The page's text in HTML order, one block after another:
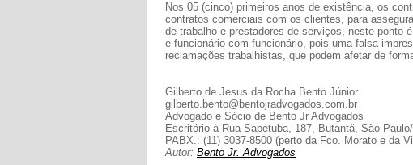
Nos 05 (cinco) primeiros anos de existência, os
contratos comerciais com os clientes, para
de trabalho e prestadores de serviços, neste ponto
e funcionário com funcionário, pois uma falsa
reclamações trabalhistas, que podem afetar de
Gilberto de Jesus da Rocha Bento Júnior.
gilberto.bento@bentojradvogados.com.br
Advogado e Sócio de Bento Jr Advogados
Escritório à Rua Sapetuba, 187, Butantã, São
PABX.: (11) 3037-8500 (perto da Fco. Morato e da
Autor: Bento Jr. Advogados